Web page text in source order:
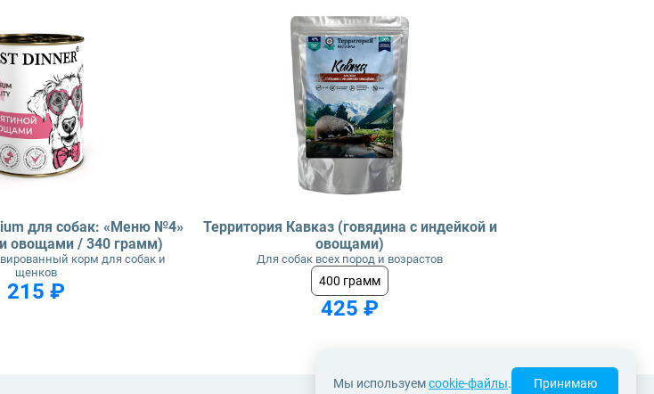
для собак: «Меню №4»
и овощами / 340 грамм)
корм для собак и
щенков
215 ₽
Территория Кавказ (говядина с индейкой и
овощами)
Для собак всех пород и возрастов
400 грамм
425 ₽
Мы используемcookie-файлы. Принимаю